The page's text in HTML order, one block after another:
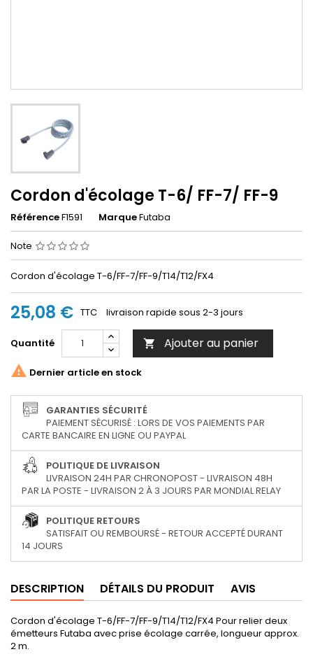
Cordon d'écolage T-6/ FF-7/ FF-9
RéférenceF1591 MarqueFutaba
Note
Cordon d'écolage T-6/FF-7/FF-9/T14/T12/FX4
25,08 € TTC livraison rapide sous 2-3 jours
Quantité  Ajouter au panier
 Dernier article en stock
GARANTIES SÉCURITÉ
PAIEMENT SÉCURISÉ : LORS DE VOS PAIEMENTS PAR
CARTE BANCAIRE EN LIGNE OU PAYPAL
POLITIQUE DE LIVRAISON
LIVRAISON 24H PAR CHRONOPOST - LIVRAISON 48H
PAR LA POSTE - LIVRAISON 2 À 3 JOURS PAR MONDIAL RELAY
POLITIQUE RETOURS
SATISFAIT OU REMBOURSÉ - RETOUR ACCEPTÉ DURANT
14 JOURS
DESCRIPTION DÉTAILS DU PRODUIT AVIS
Cordon d'écolage T-6/FF-7/FF-9/T14/T12/FX4 Pour relier deux
émetteurs Futaba avec prise écolage carrée, longueur approx.
2 m.